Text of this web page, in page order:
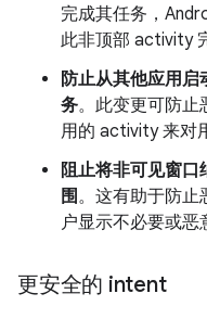
完成其任务，
此非顶部 activity
防止从其他应用
务。此变更可防止
用的 activity 来对
阻止将非可见窗
围。这有助于防止
户显示不必要或恶
更安全的 intent